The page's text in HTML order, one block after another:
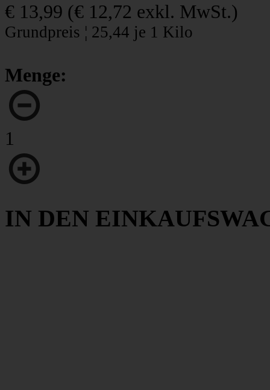
€ 13,99 (€ 12,72 exkl. MwSt.)
Grundpreis ¦ 25,44 je 1 Kilo
Menge:
1
IN DEN